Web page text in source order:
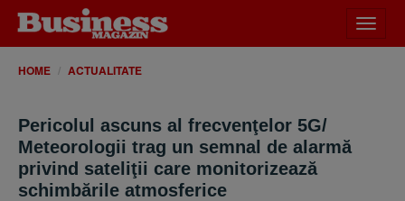
meniu
HOME ACTUALITATE
Pericolul ascuns al frecvenţelor 5G/
Meteorologii trag un semnal de alarmă
privind sateliţii care monitorizează
schimbările atmosferice